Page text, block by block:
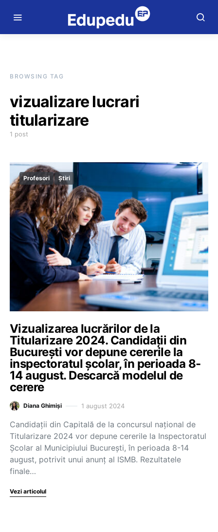
BROWSING TAG
vizualizare lucrari
titularizare
1 post
Profesori Știri
Vizualizarea lucrărilor de la
Titularizare 2024. Candidații din
București vor depune cererile la
inspectoratul școlar, în perioada 8-
14 august. Descarcă modelul de
cerere
Diana Ghimiși 1 august 2024
Candidații din Capitală de la concursul național de
Titularizare 2024 vor depune cererile la Inspectoratul
Școlar al Municipiului București, în perioada 8-14
august, potrivit unui anunț al ISMB. Rezultatele
finale…
Vezi articolul